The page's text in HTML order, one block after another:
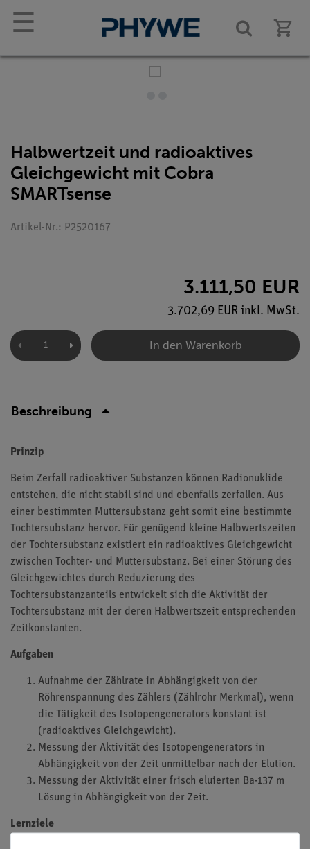
☰
Halbwertzeit und radioaktives
Gleichgewicht mit Cobra
SMARTsense
Artikel-Nr.: P2520167
3.111,50 EUR
3.702,69 EUR inkl. MwSt.
In den Warenkorb
Beschreibung
Prinzip
Beim Zerfall radioaktiver Substanzen können Radionuklide
entstehen, die nicht stabil sind und ebenfalls zerfallen. Aus
einer bestimmten Muttersubstanz geht somit eine bestimmte
Tochtersubstanz hervor. Für genügend kleine Halbwertszeiten
der Tochtersubstanz existiert ein radioaktives Gleichgewicht
zwischen Tochter- und Muttersubstanz. Bei einer Störung des
Gleichgewichtes durch Reduzierung des
Tochtersubstanzanteils entwickelt sich die Aktivität der
Tochtersubstanz mit der deren Halbwertszeit entsprechenden
Zeitkonstanten.
Aufgaben
Aufnahme der Zählrate in Abhängigkeit von der
Röhrenspannung des Zählers (Zählrohr Merkmal), wenn
die Tätigkeit des Isotopengenerators konstant ist
(radioaktives Gleichgewicht).
Messung der Aktivität des Isotopengenerators in
Abhängigkeit von der Zeit unmittelbar nach der Elution.
Messung der Aktivität einer frisch eluierten Ba-137 m
Lösung in Abhängigkeit von der Zeit.
Lernziele